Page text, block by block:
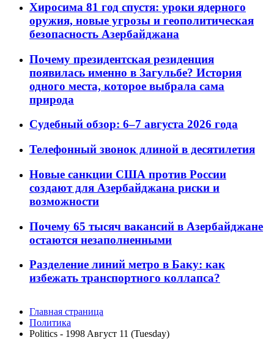
Хиросима 81 год спустя: уроки ядерного
оружия, новые угрозы и геополитическая
безопасность Азербайджана
Почему президентская резиденция
появилась именно в Загульбе? История
одного места, которое выбрала сама
природа
Судебный обзор: 6–7 августа 2026 года
Телефонный звонок длиной в десятилетия
Новые санкции США против России
создают для Азербайджана риски и
возможности
Почему 65 тысяч вакансий в Азербайджане
остаются незаполненными
Разделение линий метро в Баку: как
избежать транспортного коллапса?
Главная страница
Политика
Politics - 1998 Aвгуст 11 (Tuesday)